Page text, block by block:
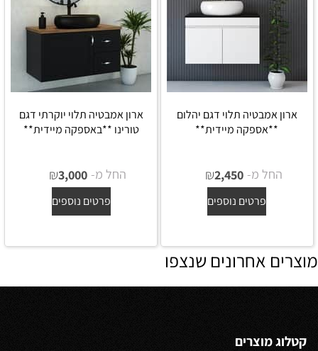
ארון אמבטיה תלוי דגם יהלום
**אספקה מיידית**
החל מ- ₪2,450
פרטים נוספים
ארון אמבטיה תלוי יוקרתי דגם
טורינו **באספקה מיידית**
החל מ- ₪3,000
פרטים נוספים
מוצרים אחרונים שנצפו
קטלוג מוצרים